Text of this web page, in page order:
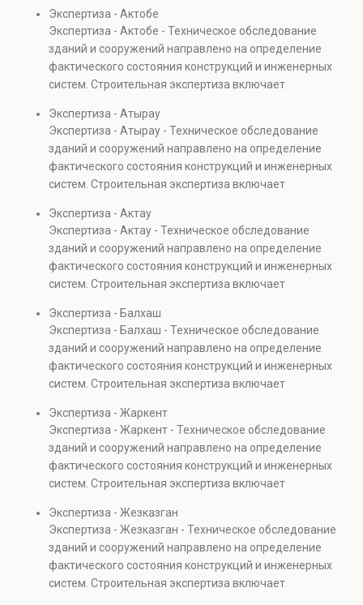
элементов и оценку эксплуатационной безопасности.
Услуга востребована при покупке недвижимости,
капитальном ремонте и реконструкции объектов, а
также при судебных разбирательствах и технических
проверках.
Экспертиза - Актобе
Экспертиза - Актобе - Техническое обследование
зданий и сооружений направлено на определение
фактического состояния конструкций и инженерных
систем. Строительная экспертиза включает
элементов и оценку эксплуатационной безопасности.
Услуга востребована при покупке недвижимости,
капитальном ремонте и реконструкции объектов, а
также при судебных разбирательствах и технических
проверках.
Экспертиза - Атырау
Экспертиза - Атырау - Техническое обследование
зданий и сооружений направлено на определение
фактического состояния конструкций и инженерных
систем. Строительная экспертиза включает
элементов и оценку эксплуатационной безопасности.
Услуга востребована при покупке недвижимости,
капитальном ремонте и реконструкции объектов, а
также при судебных разбирательствах и технических
проверках.
Экспертиза - Актау
Экспертиза - Актау - Техническое обследование
зданий и сооружений направлено на определение
фактического состояния конструкций и инженерных
систем. Строительная экспертиза включает
элементов и оценку эксплуатационной безопасности.
Услуга востребована при покупке недвижимости,
капитальном ремонте и реконструкции объектов, а
также при судебных разбирательствах и технических
проверках.
Экспертиза - Балхаш
Экспертиза - Балхаш - Техническое обследование
зданий и сооружений направлено на определение
фактического состояния конструкций и инженерных
систем. Строительная экспертиза включает
элементов и оценку эксплуатационной безопасности.
Услуга востребована при покупке недвижимости,
капитальном ремонте и реконструкции объектов, а
также при судебных разбирательствах и технических
проверках.
Экспертиза - Жаркент
Экспертиза - Жаркент - Техническое обследование
зданий и сооружений направлено на определение
фактического состояния конструкций и инженерных
систем. Строительная экспертиза включает
элементов и оценку эксплуатационной безопасности.
Услуга востребована при покупке недвижимости,
капитальном ремонте и реконструкции объектов, а
также при судебных разбирательствах и технических
проверках.
Экспертиза - Жезказган
Экспертиза - Жезказган - Техническое обследование
зданий и сооружений направлено на определение
фактического состояния конструкций и инженерных
систем. Строительная экспертиза включает